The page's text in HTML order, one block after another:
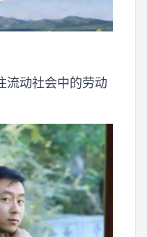
流动社会中的劳动